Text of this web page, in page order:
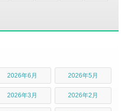
2026年6月 2026年5月
2026年3月 2026年2月